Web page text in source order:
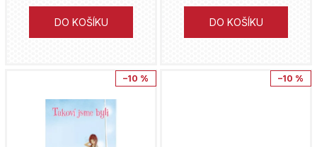
Eiičiró Oda
Kamome Širahama
Masaaki Ninomija
DO KOŠÍKU DO KOŠÍKU
–10 % –10 %